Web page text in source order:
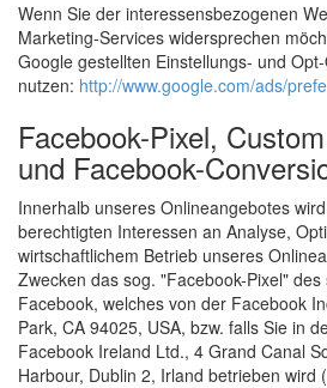
Wenn Sie der interessensbezogenen
Marketing-Services widersprechen
Google gestellten Einstellungs- und
nutzen: http://www.google.com/ads/
Facebook-Pixel,
und Facebook-
Innerhalb unseres Onlineangebotes
berechtigten Interessen an Analyse,
wirtschaftlichem Betrieb unseres
Zwecken das sog. "Facebook-Pixel"
Facebook, welches von der Facebook
Park, CA 94025, USA, bzw. falls Sie in
Facebook Ireland Ltd., 4 Grand Canal
Harbour, Dublin 2, Irland betrieben wird